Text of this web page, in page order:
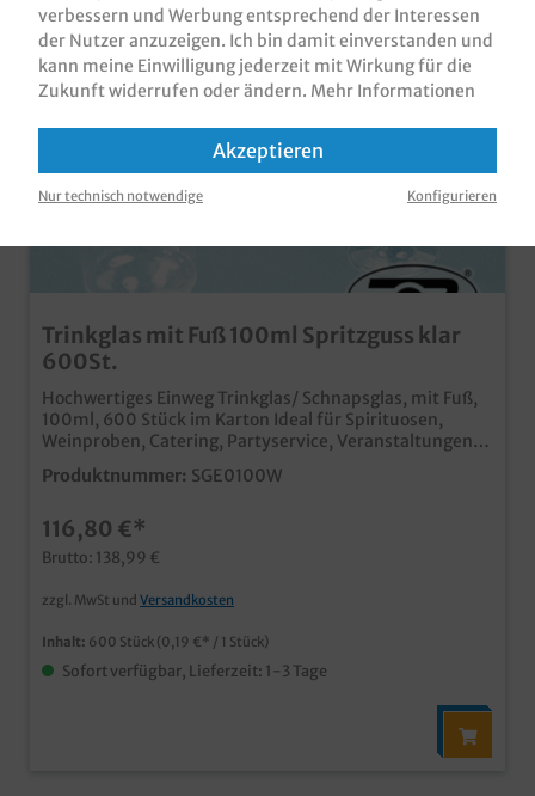
Trinkglas mit Fuß 100ml Spritzguss klar
600St.
Hochwertiges Einweg Trinkglas/ Schnapsglas, mit Fuß,
100ml, 600 Stück im Karton Ideal für Spirituosen,
Weinproben, Catering, Partyservice, Veranstaltungen
oder Empfänge Hochwertiger Spritzguss 100ml
Fassungsvermögen, Das Trinkglas ist auch als Weinglas
geschwungene Form wie ein Original Weinglas, siehe
Bild
Produktnummer: SGE0100W
116,80 €*
Brutto: 138,99 €
zzgl. MwSt und Versandkosten
Inhalt: 600 Stück (0,19 €* / 1 Stück)
Sofort verfügbar, Lieferzeit: 1-3 Tage
verbessern und Werbung entsprechend der Interessen
der Nutzer anzuzeigen. Ich bin damit einverstanden und
kann meine Einwilligung jederzeit mit Wirkung für die
Zukunft widerrufen oder ändern. Mehr Informationen
Akzeptieren
Nur technisch notwendige Konfigurieren